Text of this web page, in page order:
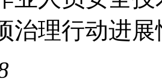
治理行动进展